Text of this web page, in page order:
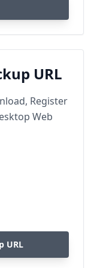
URL
Register
Web
URL